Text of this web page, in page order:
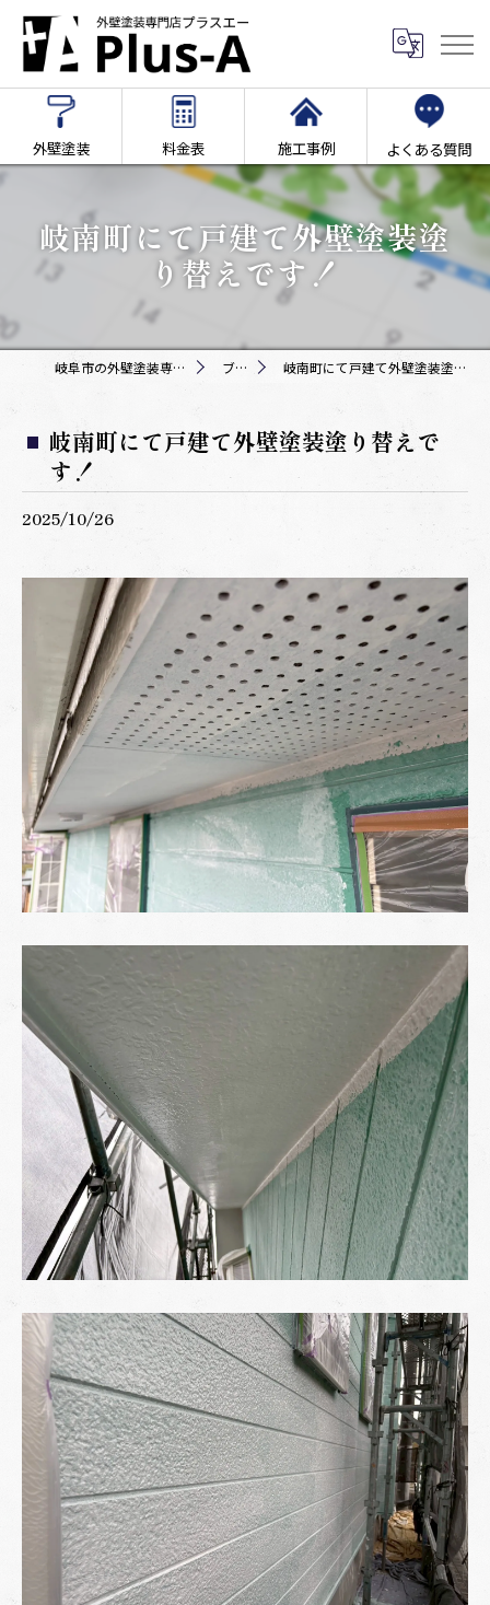
外壁塗装 料金表 施工事例 よくある質問
岐南町にて戸建て外壁塗装塗
り替えです！
岐阜市の外壁塗装専門店Plus-A ブログ 岐南町にて戸建て外壁塗装塗り替えです！
岐南町にて戸建て外壁塗装塗り替えで
す！
2025/10/26